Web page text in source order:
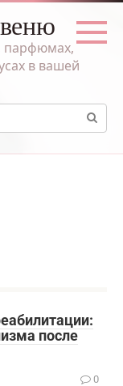
парфюмах,
в вашей
после
0